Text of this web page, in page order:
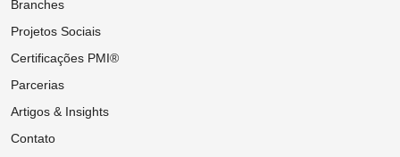
Branches
Projetos Sociais
Certificações PMI®
Parcerias
Artigos & Insights
Contato